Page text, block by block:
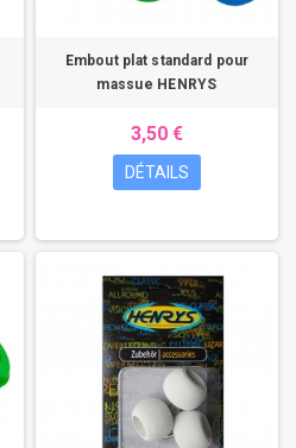
Embout plat standard pour
massue HENRYS
3,50 €
DÉTAILS